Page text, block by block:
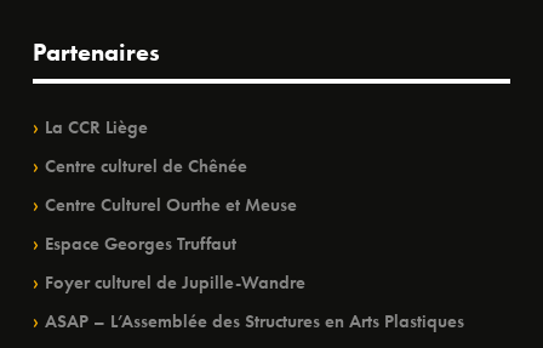
Partenaires
La CCR Liège
Centre culturel de Chênée
Centre Culturel Ourthe et Meuse
Espace Georges Truffaut
Foyer culturel de Jupille-Wandre
ASAP – L’Assemblée des Structures en Arts Plastiques